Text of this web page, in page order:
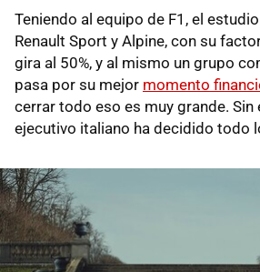
Teniendo al equipo de F1, el
Renault Sport y Alpine, con su
gira al 50%, y al mismo un grupo
pasa por su mejor momento
cerrar todo eso es muy grande. Sin
ejecutivo italiano ha decidido todo